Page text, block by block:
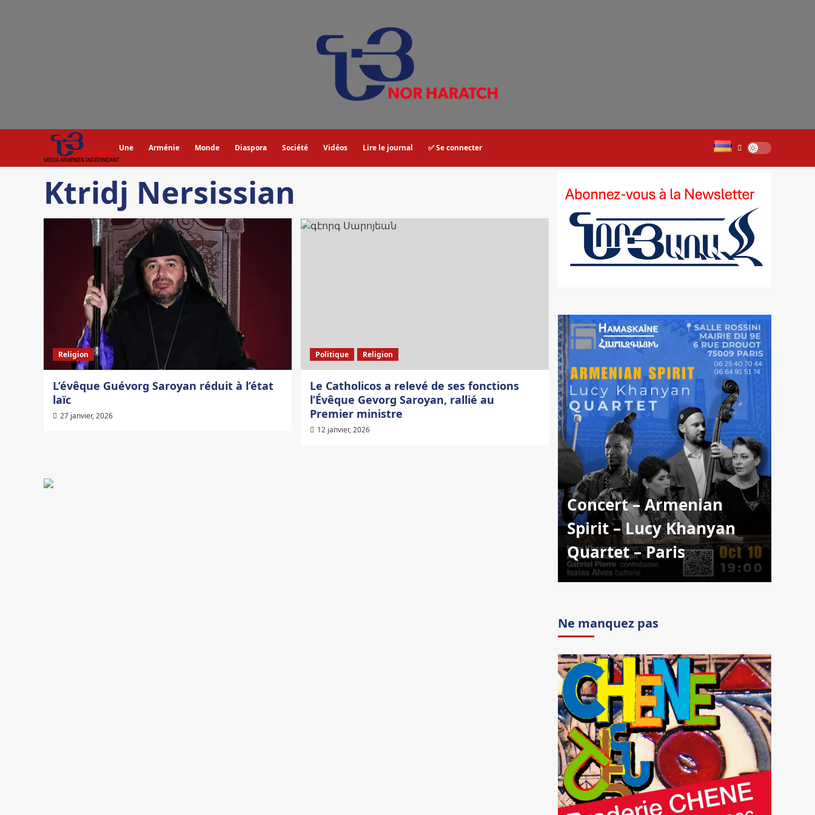
MEDIA ARMÉNIEN INDÉPENDANT
Une Arménie Monde Diaspora Société Vidéos Lire le journal ✅ Se connecter
Ktridj Nersissian
Religion
L’évêque Guévorg Saroyan réduit à l’état
laïc
27 janvier, 2026
Politique Religion
Le Catholicos a relevé de ses fonctions
l’Évêque Gevorg Saroyan, rallié au
Premier ministre
12 janvier, 2026
Concert – Armenian
Spirit – Lucy Khanyan
Quartet – Paris
Ne manquez pas